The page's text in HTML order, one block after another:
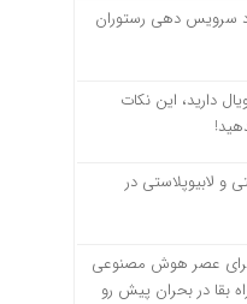
سرویس دهی رستوران
دارید، این نکات
و لابیوپلاستی در
عصر هوش مصنوعی
بقا در بحران پیش رو